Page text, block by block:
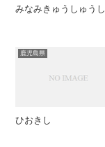
みなみきゅうしゅうし
鹿児島県
ひおきし